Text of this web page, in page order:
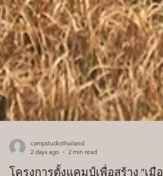
2 days ago
2 min read